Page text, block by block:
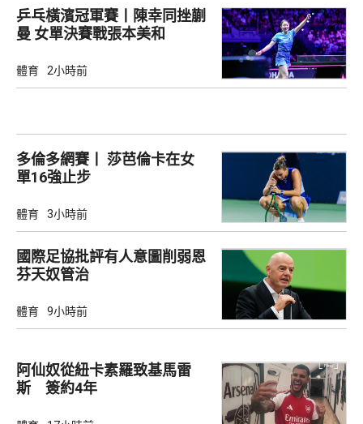
乒乓橫濱冠軍賽丨陳幸同挫蒯
曼 女單決賽戰張本美和
體育 2小時前
多倫多網賽丨 莎芭倫卡在女
單16強止步
體育 3小時前
國際足協批評有人意圖削弱恩
芬天奴管治
體育 9小時前
阿仙奴從紐卡素羅致基馬雷
斯 簽約4年